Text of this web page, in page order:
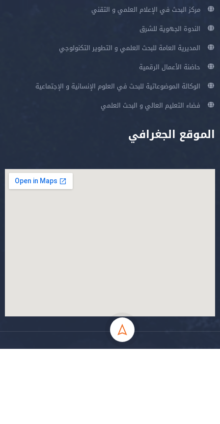
مركز البحث في الإعلام العلمي و التقني
الندوة الجهوية للشرق
المديرية العامة للبحث العلمي و التطوير التكنولوجي
حاضنة الأعمال الرقمية
الوكالة الموضوعاتية للبحث في العلوم الإنسانية و الإجتماعية
فضاء التعليم العالي و البحث العلمي
الموقع الجغرافي
جميع الحقوق محفوظة جامعة المسيلة - 2024